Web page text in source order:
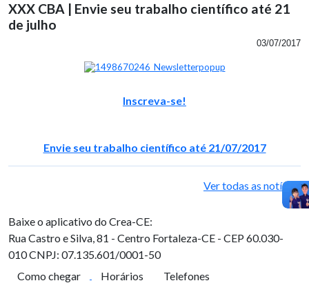
XXX CBA | Envie seu trabalho científico até 21
de julho
03/07/2017
Inscreva-se!
Envie seu trabalho científico até 21/07/2017
Ver todas as notícias
Baixe o aplicativo do Crea-CE:
Rua Castro e Silva, 81 - Centro Fortaleza-CE - CEP 60.030-
010CNPJ: 07.135.601/0001-50
Como chegar
Horários
Telefones